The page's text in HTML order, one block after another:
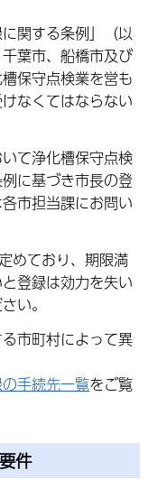
関する条例」（以
葉市、船橋市及び
保守点検業を営も
なくてはならない
て浄化槽保守点検
に基づき市長の登
市担当課にお問い
めており、期限満
登録は効力を失い
い。
市町村によって異
手続先一覧をご覧
件